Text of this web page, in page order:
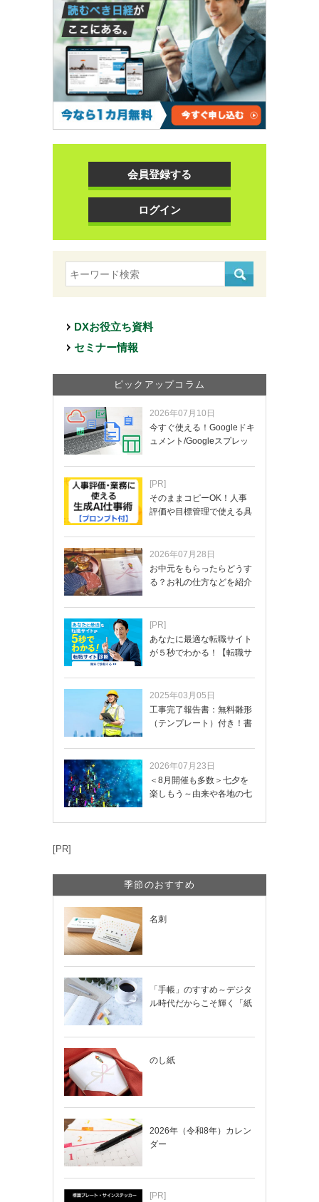
会員登録する
ログイン
DXお役立ち資料
セミナー情報
ピックアップコラム
2026年07月10日
今すぐ使える！Googleドキ
ュメント/Googleスプレッ
[PR]
そのままコピーOK！人事
評価や目標管理で使える具
2026年07月28日
お中元をもらったらどうす
る？お礼の仕方などを紹介
[PR]
あなたに最適な転職サイト
が５秒でわかる！【転職サ
2025年03月05日
工事完了報告書：無料雛形
（テンプレート）付き！書
2026年07月23日
＜8月開催も多数＞七夕を
楽しもう～由来や各地の七
[PR]
季節のおすすめ
名刺
「手帳」のすすめ～デジタ
ル時代だからこそ輝く「紙
のし紙
2026年（令和8年）カレン
ダー
[PR]